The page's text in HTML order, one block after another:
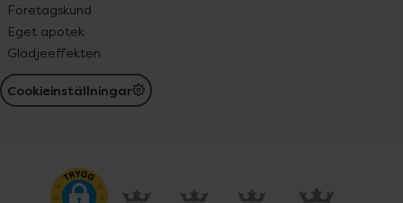
Företagskund
Eget apotek
Glädjeeffekten
Cookieinställningar